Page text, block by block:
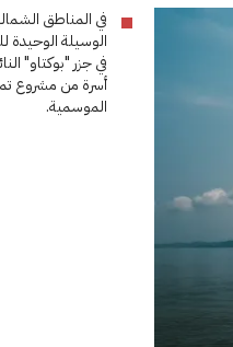
في المناطق
الوسيلة الوحيدة
أسرة من مشروع
الموسمية.